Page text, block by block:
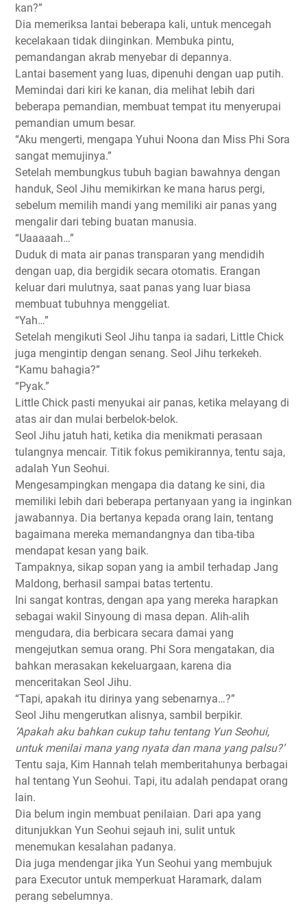
kan?”
Dia memeriksa lantai beberapa kali, untuk mencegah
kecelakaan tidak diinginkan. Membuka pintu,
pemandangan akrab menyebar di depannya.
Lantai basement yang luas, dipenuhi dengan uap putih.
Memindai dari kiri ke kanan, dia melihat lebih dari
beberapa pemandian, membuat tempat itu menyerupai
pemandian umum besar.
“Aku mengerti, mengapa Yuhui Noona dan Miss Phi Sora
sangat memujinya.”
Setelah membungkus tubuh bagian bawahnya dengan
handuk, Seol Jihu memikirkan ke mana harus pergi,
sebelum memilih mandi yang memiliki air panas yang
mengalir dari tebing buatan manusia.
“Uaaaaah…”
Duduk di mata air panas transparan yang mendidih
dengan uap, dia bergidik secara otomatis. Erangan
keluar dari mulutnya, saat panas yang luar biasa
membuat tubuhnya menggeliat.
“Yah…”
Setelah mengikuti Seol Jihu tanpa ia sadari, Little Chick
juga mengintip dengan senang. Seol Jihu terkekeh.
“Kamu bahagia?”
“Pyak.”
Little Chick pasti menyukai air panas, ketika melayang di
atas air dan mulai berbelok-belok.
Seol Jihu jatuh hati, ketika dia menikmati perasaan
tulangnya mencair. Titik fokus pemikirannya, tentu saja,
adalah Yun Seohui.
Mengesampingkan mengapa dia datang ke sini, dia
memiliki lebih dari beberapa pertanyaan yang ia inginkan
jawabannya. Dia bertanya kepada orang lain, tentang
bagaimana mereka memandangnya dan tiba-tiba
mendapat kesan yang baik.
Tampaknya, sikap sopan yang ia ambil terhadap Jang
Maldong, berhasil sampai batas tertentu.
Ini sangat kontras, dengan apa yang mereka harapkan
sebagai wakil Sinyoung di masa depan. Alih-alih
mengudara, dia berbicara secara damai yang
mengejutkan semua orang. Phi Sora mengatakan, dia
bahkan merasakan kekeluargaan, karena dia
menceritakan Seol Jihu.
“Tapi, apakah itu dirinya yang sebenarnya…?”
Seol Jihu mengerutkan alisnya, sambil berpikir.
‘Apakah aku bahkan cukup tahu tentang Yun Seohui,
untuk menilai mana yang nyata dan mana yang palsu?’
Tentu saja, Kim Hannah telah memberitahunya berbagai
hal tentang Yun Seohui. Tapi, itu adalah pendapat orang
lain.
Dia belum ingin membuat penilaian. Dari apa yang
ditunjukkan Yun Seohui sejauh ini, sulit untuk
menemukan kesalahan padanya.
Dia juga mendengar jika Yun Seohui yang membujuk
para Executor untuk memperkuat Haramark, dalam
perang sebelumnya.